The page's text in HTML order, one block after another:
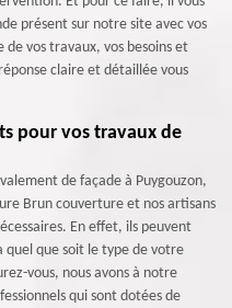
présent sur notre site avec vos
vos travaux, vos besoins et
claire et détaillée vous
pour vos travaux de
de façade à Puygouzon,
Brun couverture et nos artisans
En effet, ils peuvent
quel que soit le type de votre
vous, nous avons à notre
qui sont dotées de